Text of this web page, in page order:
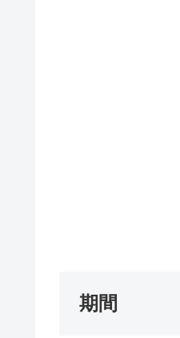
期間